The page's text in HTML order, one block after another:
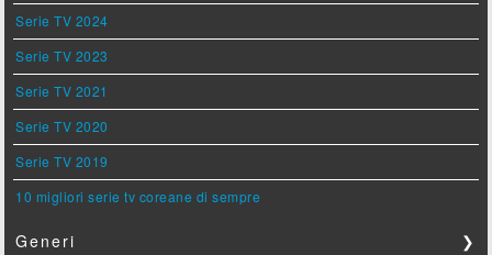
Serie TV 2024
Serie TV 2023
Serie TV 2021
Serie TV 2020
Serie TV 2019
10 migliori serie tv coreane di sempre
Generi ❯